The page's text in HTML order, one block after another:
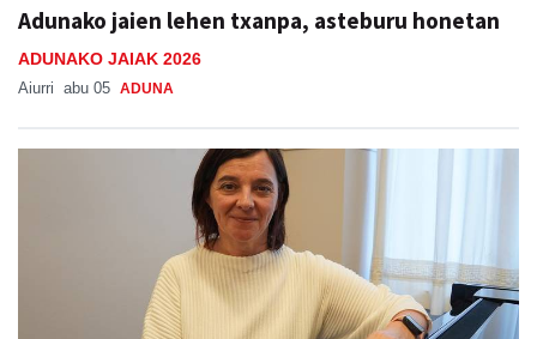
Adunako jaien lehen txanpa, asteburu honetan
ADUNAKO JAIAK 2026
Aiurri abu 05 ADUNA